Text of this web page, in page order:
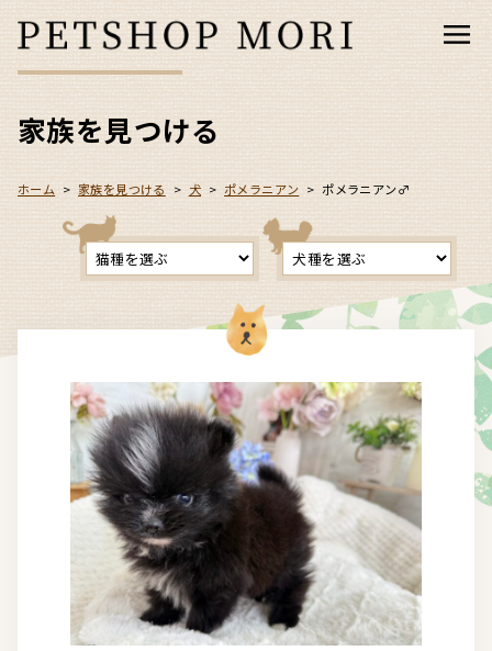
家族を見つける
ホーム >家族を見つける > 犬 >ポメラニアン >ポメラニアン♂